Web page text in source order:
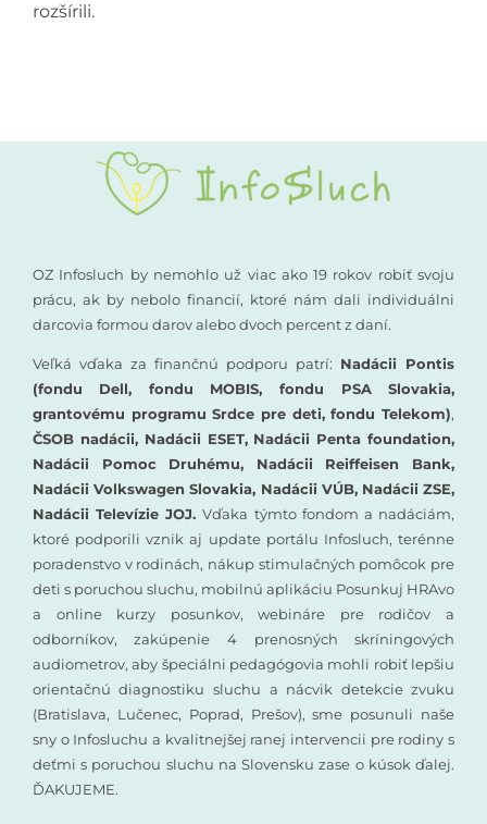
rozšírili.
OZ Infosluch by nemohlo už viac ako 19 rokov robiť svoju
prácu, ak by nebolo financií, ktoré nám dali individuálni
darcovia formou darov alebo dvoch percent z daní.
Veľká vďaka za finančnú podporu patrí: Nadácii Pontis
(fondu Dell, fondu MOBIS, fondu PSA Slovakia,
grantovému programu Srdce pre deti, fondu Telekom),
ČSOB nadácii, Nadácii ESET, Nadácii Penta foundation,
Nadácii Pomoc Druhému, Nadácii Reiffeisen Bank,
Nadácii Volkswagen Slovakia, Nadácii VÚB, Nadácii ZSE,
Nadácii Televízie JOJ.Vďaka týmto fondom a nadáciám,
ktoré podporili vznik aj update portálu Infosluch, terénne
poradenstvo v rodinách, nákup stimulačných pomôcok pre
deti s poruchou sluchu, mobilnú aplikáciu Posunkuj HRAvo
a online kurzy posunkov, webináre pre rodičov a
odborníkov, zakúpenie 4 prenosných skríningových
audiometrov, aby špeciálni pedagógovia mohli robiť lepšiu
orientačnú diagnostiku sluchu a nácvik detekcie zvuku
(Bratislava, Lučenec, Poprad, Prešov), sme posunuli naše
sny o Infosluchu a kvalitnejšej ranej intervencii pre rodiny s
deťmi s poruchou sluchu na Slovensku zase o kúsok ďalej.
ĎAKUJEME.